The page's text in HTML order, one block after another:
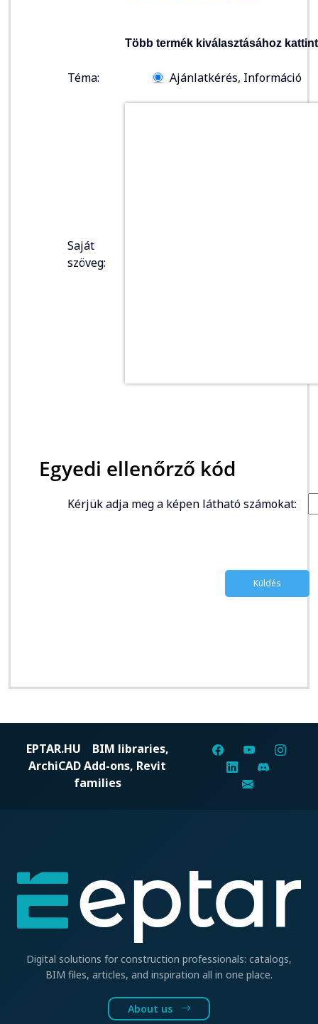
Több termék kiválasztásához
Téma: Ajánlatkérés, Információ
Saját
szöveg:
Egyedi ellenőrző kód
Kérjük adja meg a képen látható számokat:
EPTAR.HU BIM libraries,
ArchiCAD Add-ons, Revit
families
Digital solutions for construction professionals: catalogs,
BIM files, articles, and inspiration all in one place.
About us